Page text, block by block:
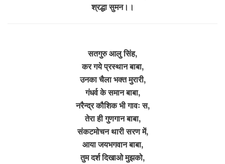
श्रद्धा सुमन।।
सतगुरु आलु सिंह,
कर गये प्रस्थान बाबा,
उनका चैला भक्त मुरारी,
गंधर्व के समान बाबा,
नरैन्द्र कौशिक भी गावः स,
तेरा ही गुणगान बाबा,
संकटमोचन थारी सरण में,
आया जयभगवान बाबा,
तुम दर्श दिखाओ मुझको,